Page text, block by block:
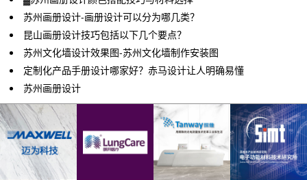
苏州画册设计-画册设计可以分为哪几类？
昆山画册设计技巧包括以下几个要点？
苏州文化墙设计效果图-苏州文化墙制作安装图
定制化产品手册设计哪家好？赤马设计让人明确易懂
苏州画册设计